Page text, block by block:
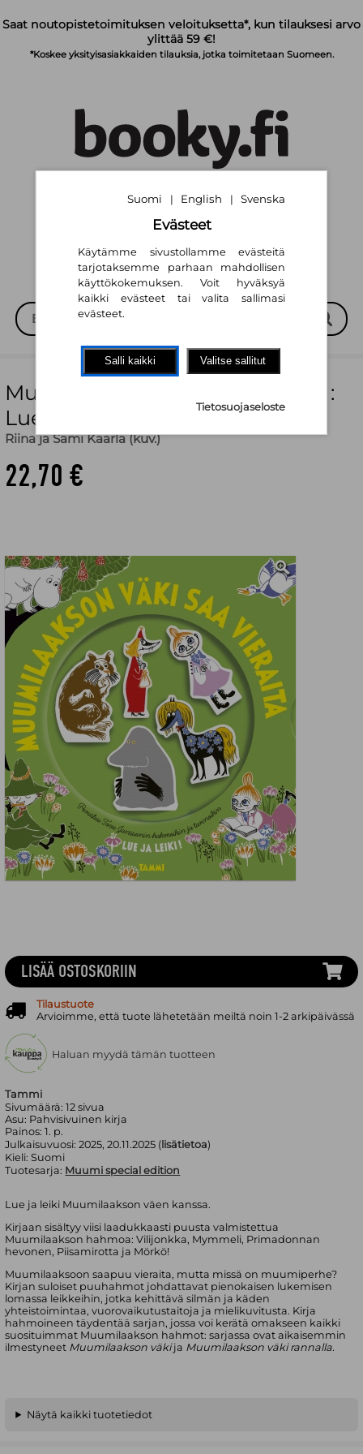
Saat noutopistetoimituksen veloituksetta*, kun tilauksesi arvo
ylittää 59 €!
*Koskee yksityisasiakkaiden tilauksia, jotka toimitetaan Suomeen.
Suomi | English | Svenska
Muumilaakson väki saa vieraita :
Lue ja leiki
Riina ja Sami Kaarla (kuv.)
22,70 €
Tammi
Sivumäärä:12 sivua
Asu: Pahvisivuinen kirja
Painos:1. p.
Julkaisuvuosi:2025, 20.11.2025 ( lisätietoa)
Kieli:Suomi
Tuotesarja: Muumi special edition
Lue ja leiki Muumilaakson väen kanssa.
Kirjaan sisältyy viisi laadukkaasti puusta valmistettua
Muumilaakson hahmoa: Vilijonkka, Mymmeli, Primadonnan
hevonen, Piisamirotta ja Mörkö!
Muumilaaksoon saapuu vieraita, mutta missä on muumiperhe?
Kirjan suloiset puuhahmot johdattavat pienokaisen lukemisen
lomassa leikkeihin, jotka kehittävä silmän ja käden
yhteistoimintaa, vuorovaikutustaitoja ja mielikuvitusta. Kirja
hahmoineen täydentää sarjan, jossa voi kerätä omakseen kaikki
suosituimmat Muumilaakson hahmot: sarjassa ovat aikaisemmin
ilmestyneet Muumilaakson väkija Muumilaakson väki rannalla.
LISÄÄ OSTOSKORIIN
Tilaustuote
Arvioimme, että tuote lähetetään meiltä noin 1-2 arkipäivässä
Haluan myydä tämän tuotteen
Näytä kaikki tuotetiedot
Suomi | English | Svenska
Evästeet
Käytämme sivustollamme evästeitä
tarjotaksemme parhaan mahdollisen
käyttökokemuksen. Voit hyväksyä
kaikki evästeet tai valita sallimasi
evästeet.
Salli kaikki Valitse sallitut
Tietosuojaseloste